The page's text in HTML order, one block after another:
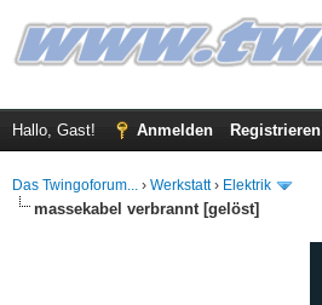
Hallo, Gast! Anmelden Registrieren
Das Twingoforum... › Werkstatt› Elektrik
massekabel verbrannt [gelöst]